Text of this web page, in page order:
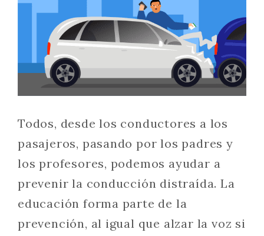
Todos, desde los conductores a los
pasajeros, pasando por los padres y
los profesores, podemos ayudar a
prevenir la conducción distraída. La
educación forma parte de la
prevención, al igual que alzar la voz si